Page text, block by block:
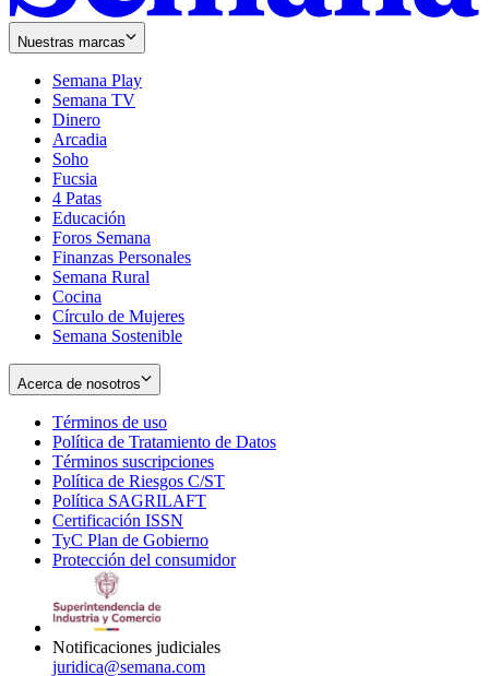
Nuestras marcas
Semana Play
Semana TV
Dinero
Arcadia
Soho
in
new
window
Fucsia
in
new
window
4 Patas
Educación
Foros Semana
Finanzas Personales
Semana Rural
Cocina
Círculo de Mujeres
Semana Sostenible
Acerca de nosotros
Términos de uso
in
new
window
Política de Tratamiento de Datos
Términos suscripciones
in
Política de Riesgos C/ST
Política SAGRILAFT
new
window
Certificación ISSN
in
new
TyC Plan de Gobierno
in
Protección del consumidorOpens
Notificaciones judiciales
juridica@semana.com